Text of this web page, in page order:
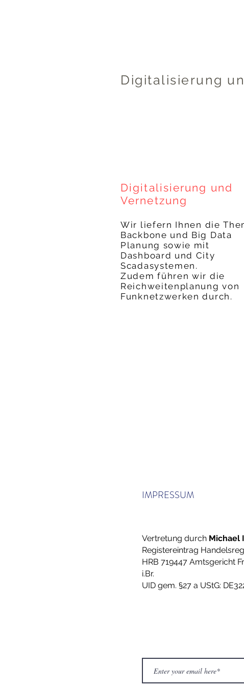
Digitalisierung
Digitalisierung und
Vernetzung
Wir liefern Ihnen die
Backbone und Big Data
Planung sowie mit
Dashboard und City
Scadasystemen.
Zudem führen wir die
Reichweitenplanung von
Funknetzwerken durch.
IMPRESSUM
Vertretung durch Michael
Registereintrag
HRB 719447 Amtsgericht
i.Br.
UID gem. §27 a UStG: